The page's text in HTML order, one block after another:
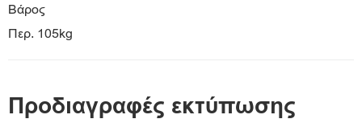
Βάρος
Περ. 105kg
Προδιαγραφές εκτύπωσης